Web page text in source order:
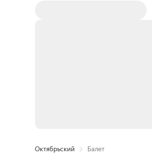
Октябрьский Балет